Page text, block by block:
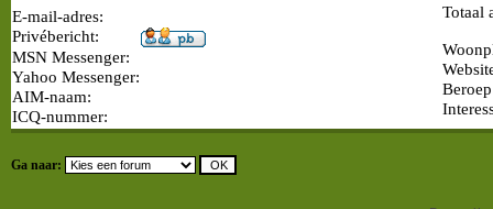
Totaal
E-mail-adres:
Privébericht:
MSN Messenger:
Yahoo Messenger:
AIM-naam:
ICQ-nummer:
Ga naar: